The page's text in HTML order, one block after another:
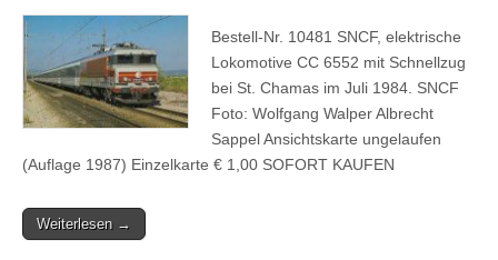
Bestell-Nr. 10481 SNCF, elektrische
Lokomotive CC 6552 mit Schnellzug
bei St. Chamas im Juli 1984. SNCF
Foto: Wolfgang Walper Albrecht
Sappel Ansichtskarte ungelaufen
(Auflage 1987) Einzelkarte € 1,00 SOFORT KAUFEN
Weiterlesen →